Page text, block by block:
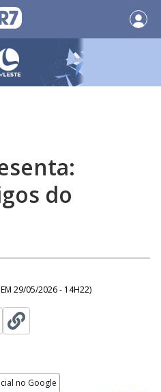
do
29/05/2026 - 14H22)
no Google